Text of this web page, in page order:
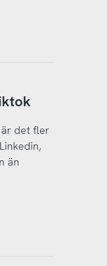
är det fler
än